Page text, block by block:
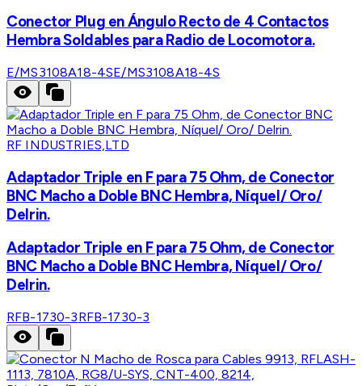
Conector Plug en Ángulo Recto de 4 Contactos
Hembra Soldables para Radio de Locomotora.
E/MS3108A18-4SE/MS3108A18-4S
RF INDUSTRIES,LTD
Adaptador Triple en F para 75 Ohm, de Conector
BNC Macho a Doble BNC Hembra, Níquel/ Oro/
Delrin.
Adaptador Triple en F para 75 Ohm, de Conector
BNC Macho a Doble BNC Hembra, Níquel/ Oro/
Delrin.
RFB-1730-3RFB-1730-3